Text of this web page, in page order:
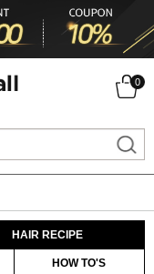
0
HAIR RECIPE
HOW TO'S